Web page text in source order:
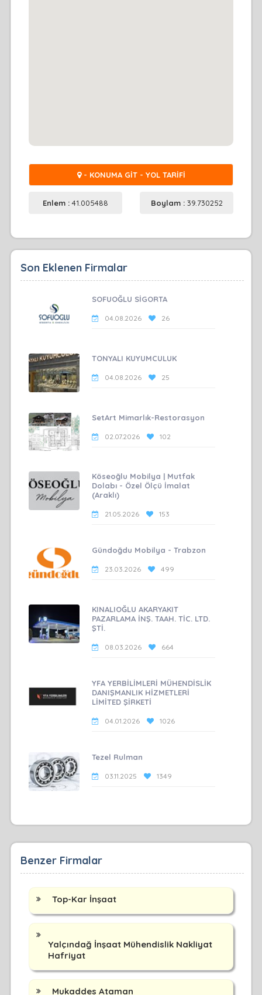
- KONUMA GİT - YOL TARİFİ
Enlem :41.005488 Boylam : 39.730252
Son Eklenen Firmalar
SOFUOĞLU SİGORTA
04.08.2026 26
TONYALI KUYUMCULUK
04.08.2026 25
SetArt Mimarlık-Restorasyon
02.07.2026 102
Köseoğlu Mobilya | Mutfak
Dolabı - Özel Ölçü İmalat
(Araklı)
21.05.2026 153
Gündoğdu Mobilya - Trabzon
23.03.2026 499
KINALIOĞLU AKARYAKIT
PAZARLAMA İNŞ. TAAH. TİC. LTD.
ŞTİ.
08.03.2026 664
YFA YERBİLİMLERİ MÜHENDİSLİK
DANIŞMANLIK HİZMETLERİ
LİMİTED ŞİRKETİ
04.01.2026 1026
Tezel Rulman
03.11.2025 1349
Benzer Firmalar
Top-Kar İnşaat
Yalçındağ İnşaat Mühendislik Nakliyat
Hafriyat
Mukaddes Ataman